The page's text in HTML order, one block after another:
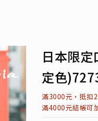
日本限
定色
滿3000元，抵扣
滿4000元結帳可